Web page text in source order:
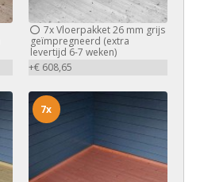
7xVloerpakket 26 mm grijs
geïmpregneerd (extra
levertijd 6-7 weken)
+€ 608,65
7x